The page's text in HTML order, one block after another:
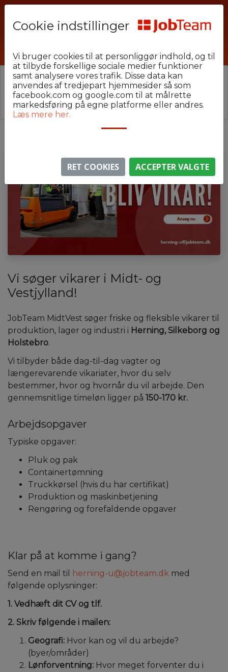
⚠️ Denne jobannonce er udløbet.
Stillingen er ikke længere aktiv, men du kan
lignende annoncer her.
Vi søger vikarer i Midt- og
Vestjylland!
JobTeam MidtVest søger friske og fleksible vikarer til
produktion, lager og industri i Herning, Silkeborg og
Holstebro.
Vi tilbyder både dag-til-dag vagter og
længerevarende vikariater, hvor du selv
bestemmer, hvor og hvornår du vil arbejde. Den
gennemsnitlige timeløn ligger på 150-170 kr.
Arbejdsopgaver
Typiske opgaver:
Pluk og pak
Containertømning
Truckkørsel (hvis du har certifikat)
Produktion og maskinbetjening
Rengøring og forefaldende opgaver
Klar på at komme i gang?
Send en mail til herning-u@jobteam.dk med
følgende oplysninger:
1. Vedhæft dit CV og tlf.
2. Skriv følgende i mailen:
Geografi: Hvor kan og vil du arbejde?
(byer/områder)
Lønforventning: Hvor meget forventer du i
Cookie indstillinger
Vi bruger cookies til at personliggør indhold, og til
at tilbyde forskellige sociale medier funktioner
samt analysere vores trafik. Disse data kan
anvendes af tredjepart hjemmesider så som
facebook.com og google.com til at målrette
markedsføring på egne platforme eller andres.
Læs mere her.
RET COOKIES ACCEPTER VALGTE